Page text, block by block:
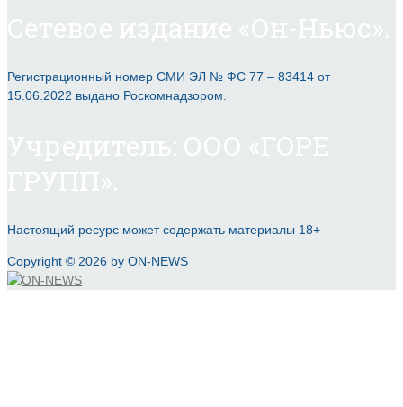
Регистрационный номер СМИ ЭЛ № ФС 77 – 83414 от
15.06.2022 выдано Роскомнадзором.
Настоящий ресурс может содержать материалы 18+
Copyright © 2026 by ON-NEWS